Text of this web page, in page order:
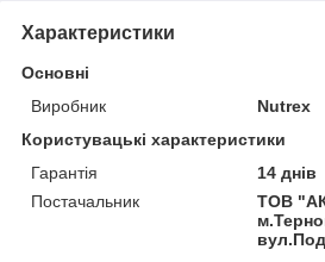
Характеристики
Основні
Виробник
Nutrex
Користувацькi характеристики
Гарантія
14 днів
Постачальник
ТОВ